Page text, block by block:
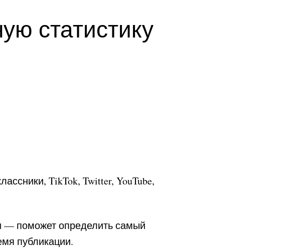
статистику
TikTok, Twitter, YouTube,
— поможет определить самый
публикации.